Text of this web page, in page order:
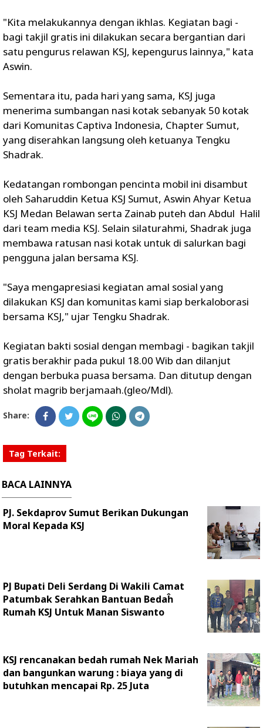
"Kita melakukannya dengan ikhlas. Kegiatan bagi -
bagi takjil gratis ini dilakukan secara bergantian dari
satu pengurus relawan KSJ, kepengurus lainnya," kata
Aswin.
Sementara itu, pada hari yang sama, KSJ juga
menerima sumbangan nasi kotak sebanyak 50 kotak
dari Komunitas Captiva Indonesia, Chapter Sumut,
yang diserahkan langsung oleh ketuanya Tengku
Shadrak.
Kedatangan rombongan pencinta mobil ini disambut
oleh Saharuddin Ketua KSJ Sumut, Aswin Ahyar Ketua
KSJ Medan Belawan serta Zainab puteh dan Abdul Halil
dari team media KSJ. Selain silaturahmi, Shadrak juga
membawa ratusan nasi kotak untuk di salurkan bagi
pengguna jalan bersama KSJ.
"Saya mengapresiasi kegiatan amal sosial yang
dilakukan KSJ dan komunitas kami siap berkaloborasi
bersama KSJ," ujar Tengku Shadrak.
Kegiatan bakti sosial dengan membagi - bagikan takjil
gratis berakhir pada pukul 18.00 Wib dan dilanjut
dengan berbuka puasa bersama. Dan ditutup dengan
sholat magrib berjamaah.(gleo/Mdl).
Share:
Tag Terkait:
BACA LAINNYA
PJ. Sekdaprov Sumut Berikan Dukungan
Moral Kepada KSJ
PJ Bupati Deli Serdang Di Wakili Camat
Patumbak Serahkan Bantuan Bedaĥ
Rumah KSJ Untuk Manan Siswanto
KSJ rencanakan bedah rumah Nek Mariah
dan bangunkan warung : biaya yang di
butuhkan mencapai Rp. 25 Juta